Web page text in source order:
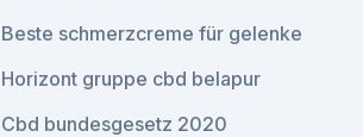
Beste schmerzcreme für gelenke
Horizont gruppe cbd belapur
Cbd bundesgesetz 2020